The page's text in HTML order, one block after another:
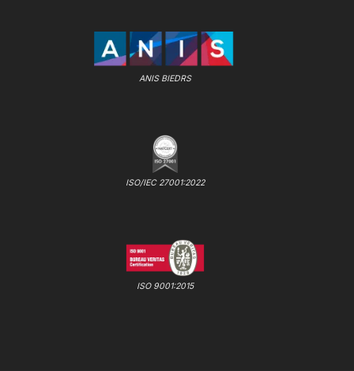
ANIS BIEDRS
ISO/IEC 27001:2022
ISO 9001:2015